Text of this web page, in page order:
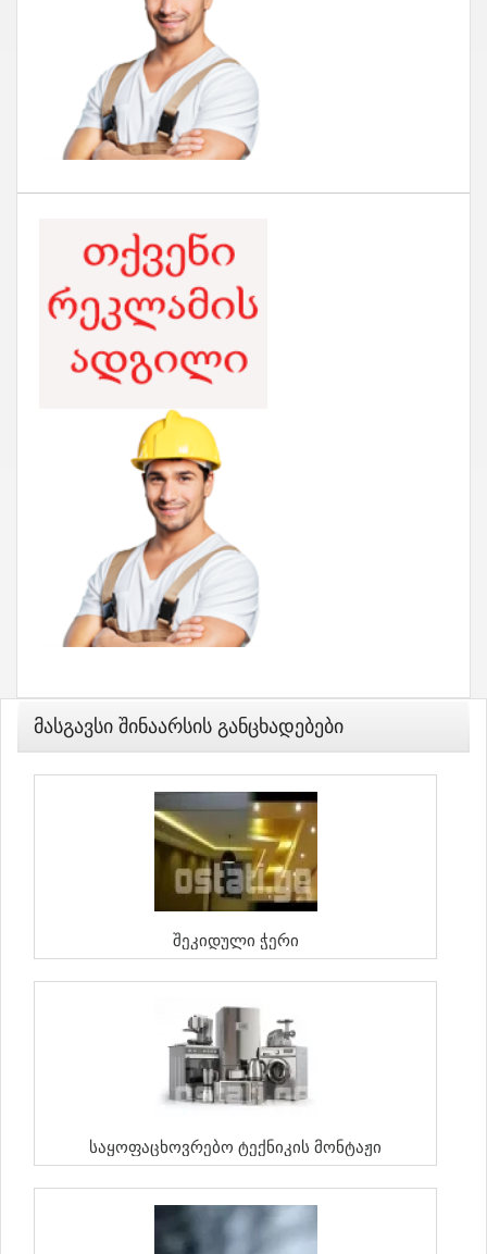
Მასგავსი Შინაარსის Განცხადებები
Შეკიდული Ჭერი
Საყოფაცხოვრებო Ტექნიკის Მონტაჟი